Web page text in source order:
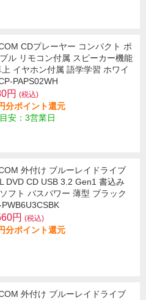
CDプレーヤー コンパクト ポ
ル リモコン付属 スピーカー機能
イヤホン付属 語学学習 ホワイ
PAPS02WH
円 (税込)
分ポイント還元
安：3営業日
外付け ブルーレイドライブ
DVD CD USB 3.2 Gen1 書込み
フト バスパワー 薄型 ブラック
PWB6U3CSBK
円 (税込)
分ポイント還元
外付け ブルーレイドライブ